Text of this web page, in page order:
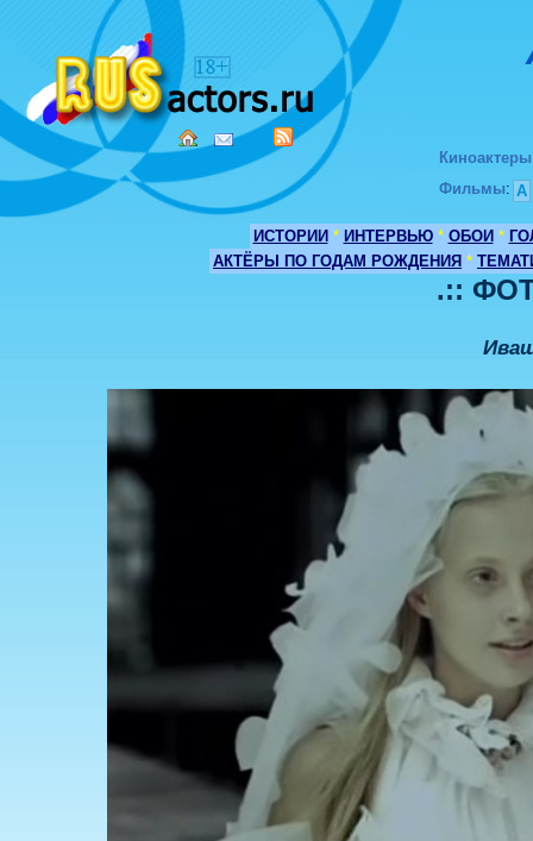
Киноактеры
Фильмы: А
ИСТОРИИ * ИНТЕРВЬЮ * ОБОИ *
АКТЁРЫ ПО ГОДАМ РОЖДЕНИЯ *
.::